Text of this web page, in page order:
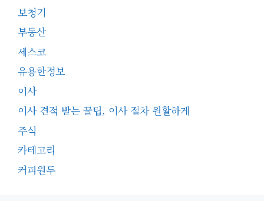
보청기
부동산
세스코
유용한정보
이사
이사 견적 받는 꿀팁, 이사 절차 원활하게
주식
카테고리
커피원두